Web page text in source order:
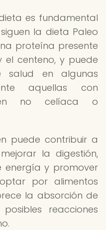
es fundamental
la dieta Paleo
proteína presente
centeno, y puede
salud en algunas
aquellas con
no celíaca o
puede contribuir a
la digestión,
energía y promover
por alimentos
la absorción de
reacciones